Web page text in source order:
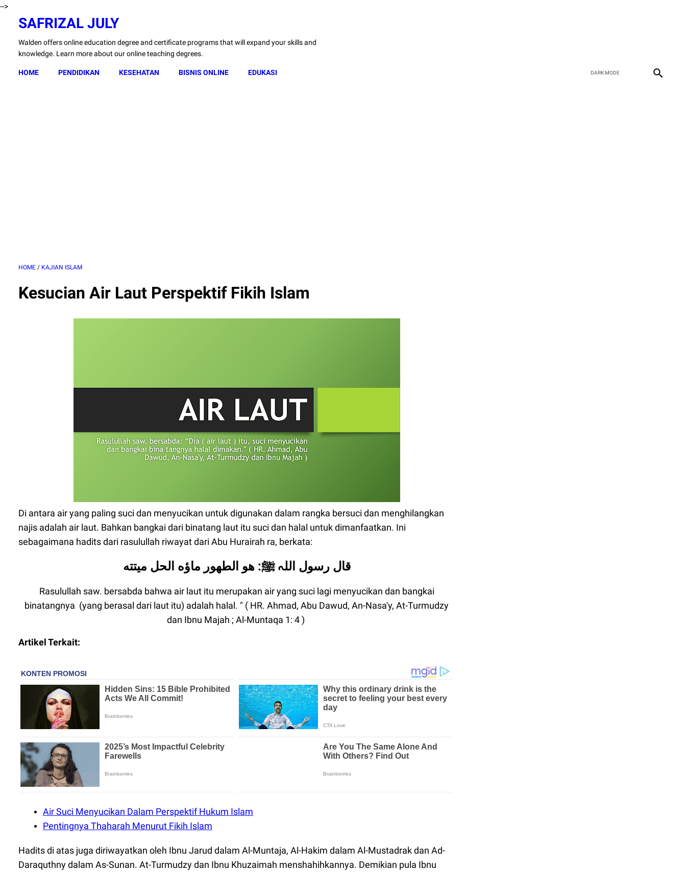
-->
SAFRIZAL JULY
Walden offers online education degree and certificate programs that will expand your skills and
knowledge. Learn more about our online teaching degrees.
HOME PENDIDIKAN KESEHATAN BISNIS ONLINE EDUKASI
HOME / KAJIAN ISLAM
Kesucian Air Laut Perspektif Fikih Islam
Di antara air yang paling suci dan menyucikan untuk digunakan dalam rangka bersuci dan menghilangkan
najis adalah air laut. Bahkan bangkai dari binatang laut itu suci dan halal untuk dimanfaatkan. Ini
sebagaimana hadits dari rasulullah riwayat dari Abu Hurairah ra, berkata:
قال رسول اللہ ﷺ: هو الطهور ماؤه الحل ميتته
Rasulullah saw. bersabda bahwa air laut itu merupakan air yang suci lagi menyucikan dan bangkai
binatangnya (yang berasal dari laut itu) adalah halal. " ( HR. Ahmad, Abu Dawud, An-Nasa'y, At-Turmudzy
dan Ibnu Majah ; Al-Muntaqa 1: 4 )
Artikel Terkait:
Air Suci Menyucikan Dalam Perspektif Hukum Islam
Pentingnya Thaharah Menurut Fikih Islam
Hadits di atas juga diriwayatkan oleh Ibnu Jarud dalam Al-Muntaja, Al-Hakim dalam Al-Mustadrak dan Ad-
Daraquthny dalam As-Sunan. At-Turmudzy dan Ibnu Khuzaimah menshahihkannya. Demikian pula Ibnu